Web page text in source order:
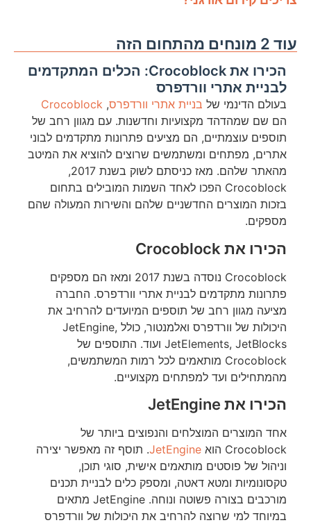
עוד 2 מונחים מהתחום הזה
הכירו את Crocoblock: הכלים המתקדמים
לבניית אתרי וורדפרס
בעולם הדינמי של בניית אתרי וורדפרס,
Crocoblock
הם שם שמהדהד מקצועיות וחדשנות. עם מגוון רחב של
תוספים עוצמתיים, הם מציעים פתרונות מתקדמים לבוני
אתרים, מפתחים ומשתמשים שרוצים להוציא את המיטב
מהאתר שלהם. מאז כניסתם לשוק בשנת 2017,
Crocoblock הפכו לאחד השמות המובילים בתחום
בזכות המוצרים החדשניים שלהם והשירות המעולה שהם
מספקים.
הכירו את Crocoblock
Crocoblock נוסדה בשנת 2017 ומאז הם מספקים
פתרונות מתקדמים לבניית אתרי וורדפרס. החברה
מציעה מגוון רחב של תוספים המיועדים להרחיב את
היכולות של וורדפרס ואלמנטור, כולל JetEngine,
JetElements, JetBlocks ועוד. התוספים של
Crocoblock מותאמים לכל רמות המשתמשים,
מהמתחילים ועד למפתחים מקצועיים.
הכירו את JetEngine
אחד המוצרים המוצלחים והנפוצים ביותר של
Crocoblock הוא
JetEngine. תוסף זה מאפשר יצירה
וניהול של פוסטים מותאמים אישית, סוגי תוכן,
טקסונומיות ומטא דאטה, ומספק כלים לבניית תכנים
מורכבים בצורה פשוטה ונוחה. JetEngine מתאים
במיוחד למי שרוצה להרחיב את היכולות של וורדפרס